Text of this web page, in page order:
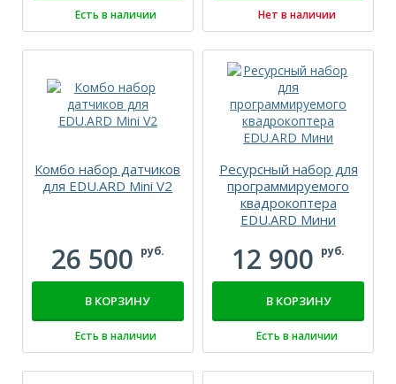
Есть в наличии Нет в наличии
Комбо набор датчиков
для EDU.ARD Mini V2
26 500 руб.
В КОРЗИНУ
Есть в наличии
Ресурсный набор для
программируемого
квадрокоптера
EDU.ARD Мини
12 900 руб.
В КОРЗИНУ
Есть в наличии